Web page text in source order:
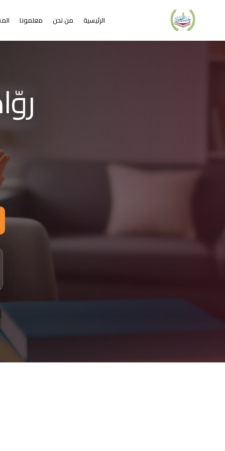
الرئيسية من نحن معلمونا
أكاديمية جيل العربية – Jeel Alarabiya Academy
تفاصيل الدراسة
الفئات العمرية المستهدفة: من 4 سنوات حتى البالغين
اللغات المستخدمة في التدريس: العربية، التركية، الإنجليزية، الفرنسية
المستويات: مبتدئ، أساسي، متوسط، متقدم
Parent dashboard included. Certificates issued on completion.
الشريحة 2 من 4: التعلم عن بُعد خير من البعد عن التعليم